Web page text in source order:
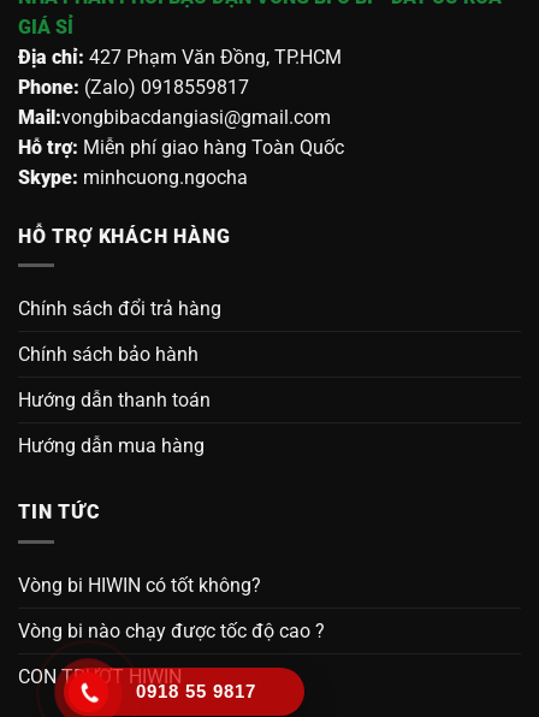
GIÁ SỈ
Địa chỉ: 427 Phạm Văn Đồng, TP.HCM
Phone: (Zalo) 0918559817
Mail:vongbibacdangiasi@gmail.com
Hỗ trợ: Miễn phí giao hàng Toàn Quốc
Skype: minhcuong.ngocha
HỖ TRỢ KHÁCH HÀNG
Chính sách đổi trả hàng
Chính sách bảo hành
Hướng dẫn thanh toán
Hướng dẫn mua hàng
TIN TỨC
Vòng bi HIWIN có tốt không?
Vòng bi nào chạy được tốc độ cao ?
CON TRƯỢT HIWIN
0918 55 9817